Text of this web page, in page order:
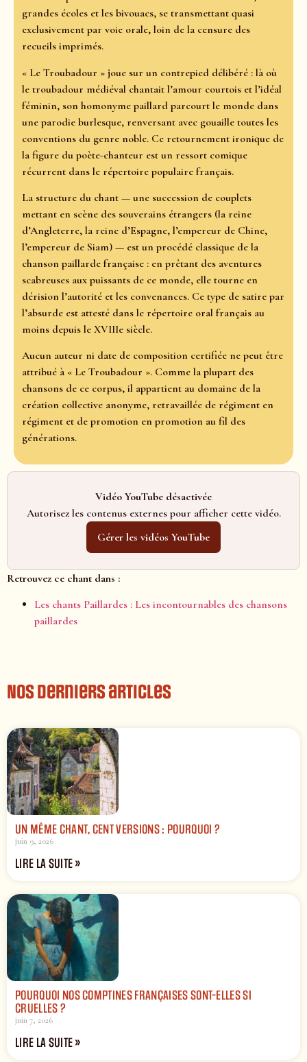
grandes écoles et les bivouacs, se transmettant quasi
exclusivement par voie orale, loin de la censure des
recueils imprimés.
« Le Troubadour » joue sur un contrepied délibéré : là où
le troubadour médiéval chantait l’amour courtois et l’idéal
féminin, son homonyme paillard parcourt le monde dans
une parodie burlesque, renversant avec gouaille toutes les
conventions du genre noble. Ce retournement ironique de
la figure du poète-chanteur est un ressort comique
récurrent dans le répertoire populaire français.
La structure du chant — une succession de couplets
mettant en scène des souverains étrangers (la reine
d’Angleterre, la reine d’Espagne, l’empereur de Chine,
l’empereur de Siam) — est un procédé classique de la
chanson paillarde française : en prêtant des aventures
scabreuses aux puissants de ce monde, elle tourne en
dérision l’autorité et les convenances. Ce type de satire par
l’absurde est attesté dans le répertoire oral français au
moins depuis le XVIIIe siècle.
Aucun auteur ni date de composition certifiée ne peut être
attribué à « Le Troubadour ». Comme la plupart des
chansons de ce corpus, il appartient au domaine de la
création collective anonyme, retravaillée de régiment en
régiment et de promotion en promotion au fil des
générations.
Vidéo YouTube désactivée
Autorisez les contenus externes pour afficher cette vidéo.
Gérer les vidéos YouTube
Retrouvez ce chant dans :
Les chants Paillardes : Les incontournables des chansons
paillardes
Nos derniers articles
UN MÊME CHANT, CENT VERSIONS : POURQUOI ?
juin 9, 2026
LIRE LA SUITE »
POURQUOI NOS COMPTINES FRANÇAISES SONT-ELLES SI
CRUELLES ?
juin 7, 2026
LIRE LA SUITE »